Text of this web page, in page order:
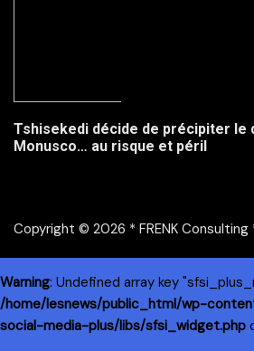
Tshisekedi décide de précipiter le
Monusco… au risque et péril
Copyright © 2026 * FRENK
Warning: Undefined array key
/home/lesnews/public_html/wp-
social-media-plus/libs/sfsi_widget.php